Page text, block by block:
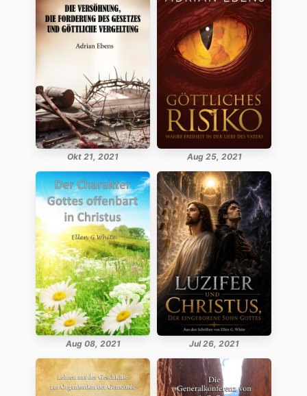
Okt 21, 2021 Aug 25, 2021
Aug 08, 2021 Jul 26, 2021